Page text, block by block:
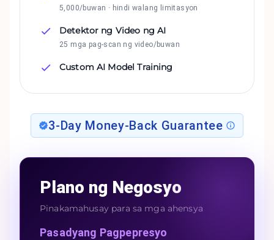
5,000/buwan · hindi walang limitasyon
Detektor ng Video ng AI
25 mga pag-scan ng video/buwan
Custom AI Model Training
3-Day Money-Back Guarantee
Plano ng Negosyo
Pinakamahusay para sa mga ahensya
Pasadyang Pagpepresyo